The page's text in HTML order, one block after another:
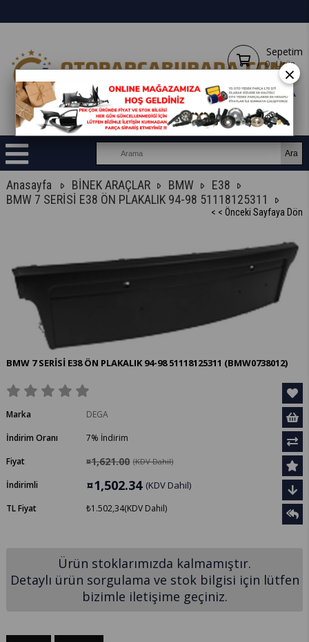
Sepetim
0 Ürün
Anasayfa BİNEK ARAÇLAR BMW
E38
BMW 7 SERİSİ E38 ÖN PLAKALIK 94-98 51118125311
< < Önceki Sayfaya Dön
BMW 7 SERİSİ E38 ÖN PLAKALIK 94-98 51118125311 (BMW0738012)
Marka
DEGA
İndirim Oranı
%
7
İndirim
Fiyat
¤1,621.00 (KDV Dahil)
İndirimli ¤1,502.34 (KDV Dahil)
TL Fiyat ₺1.502,34(KDV Dahil)
Ürün stoklarımızda kalmamıştır.
Detaylı ürün sorgulama ve stok bilgisi için lütfen
bizimle iletişime geçiniz.
×